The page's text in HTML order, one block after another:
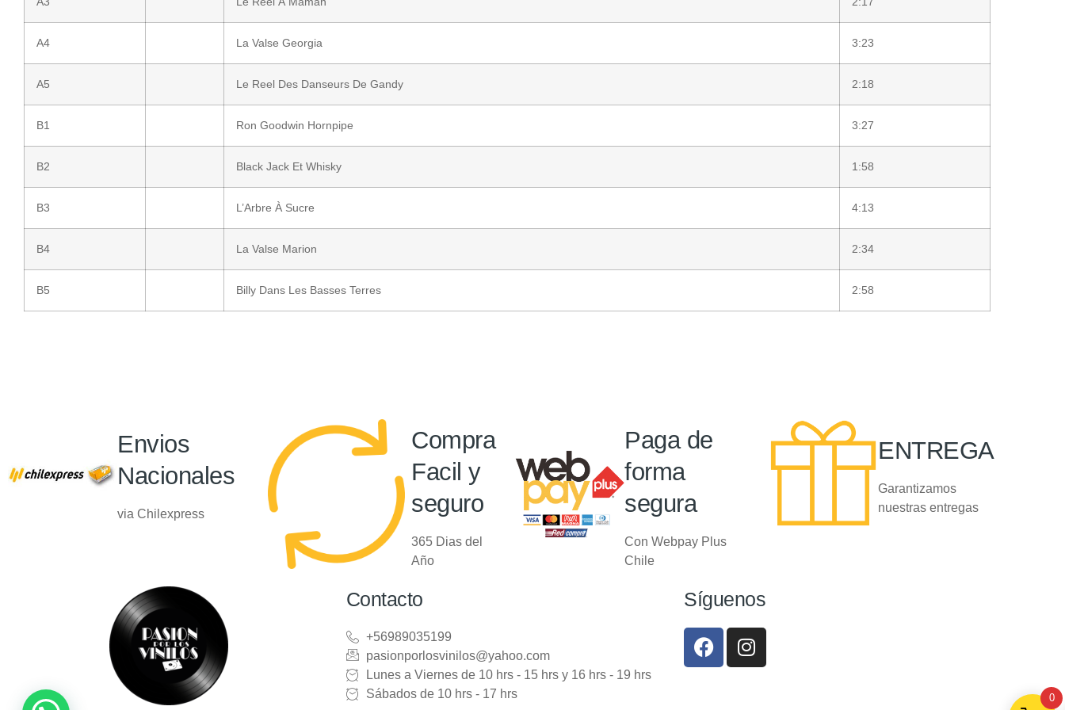
A4 La Valse Georgia 3:23
A5 Le Reel Des Danseurs De Gandy 2:18
B1 Ron Goodwin Hornpipe 3:27
B2 Black Jack Et Whisky 1:58
B3 L’Arbre À Sucre 4:13
B4 La Valse Marion 2:34
B5 Billy Dans Les Basses Terres 2:58
Envios
Nacionales
via Chilexpress
Compra
Facil y
seguro
365 Dias del
Año
Paga de
forma
segura
Con Webpay Plus
Chile
ENTREGA
Garantizamos
nuestras entregas
Contacto
+56989035199
pasionporlosvinilos@yahoo.com
Lunes a Viernes de 10 hrs - 15 hrs y 16 hrs - 19 hrs
Sábados de 10 hrs - 17 hrs
Síguenos
0